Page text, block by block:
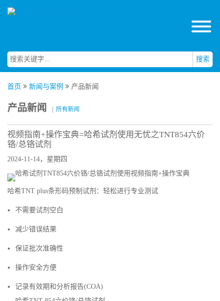
搜索
首页 新闻与案例 产品新闻
产品新闻 所有新闻
视频指南+操作宝典=哈希试剂使用无忧之TNT854六价
铬/总铬试剂
2024-11-14，星期四
哈希TNT plus条形码预制试剂：轻松进行专业测试
不需要试剂空白
减少错误结果
保证批次准确性
操作安全方便
记录有效期和分析报告(COA)